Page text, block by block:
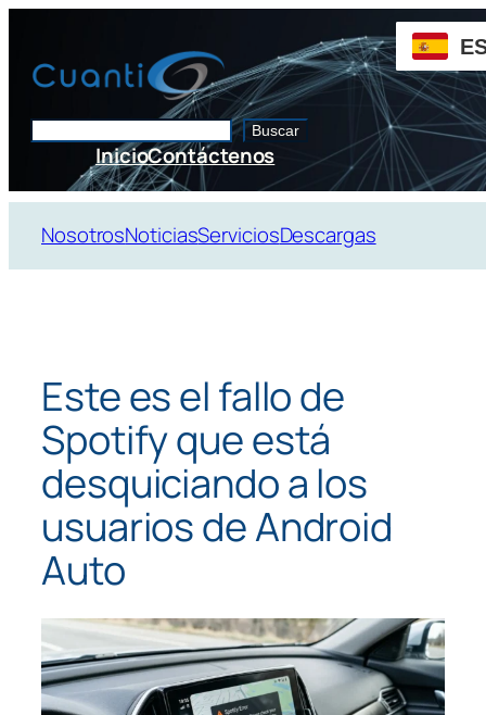
contenido
Buscar
Buscar
InicioContáctenos
NosotrosNoticiasServiciosDescargas
Este es el fallo de
Spotify que está
desquiciando a los
usuarios de Android
Auto